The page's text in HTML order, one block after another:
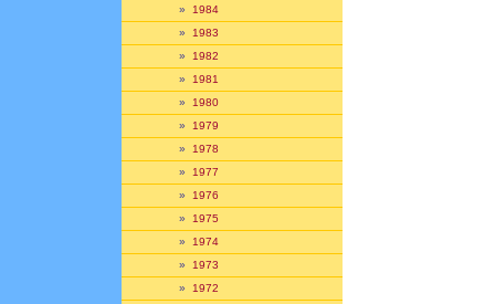
» 1984
» 1983
» 1982
» 1981
» 1980
» 1979
» 1978
» 1977
» 1976
» 1975
» 1974
» 1973
» 1972